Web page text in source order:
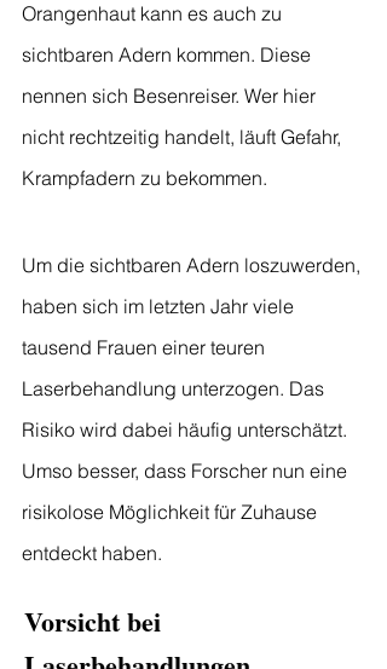
Orangenhaut kann es auch zu
sichtbaren Adern kommen. Diese
nennen sich Besenreiser. Wer hier
nicht rechtzeitig handelt, läuft Gefahr,
Krampfadern zu bekommen.
Um die sichtbaren Adern loszuwerden,
haben sich im letzten Jahr viele
tausend Frauen einer teuren
Laserbehandlung unterzogen. Das
Risiko wird dabei häufig unterschätzt.
Umso besser, dass Forscher nun eine
risikolose Möglichkeit für Zuhause
entdeckt haben.
Vorsicht bei